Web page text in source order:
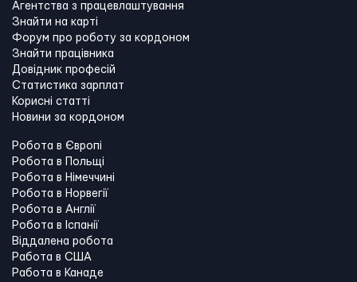
Агентства з працевлаштування
Знайти на карті
Форум про роботу за кордоном
Знайти працівника
Довідник професій
Статистика зарплат
Корисні статті
Новини за кордоном
Робота в Європі
Робота в Польщі
Робота в Німеччині
Робота в Норвегії
Робота в Англії
Робота в Іспанії
Віддалена робота
Работа в США
Работа в Канадe